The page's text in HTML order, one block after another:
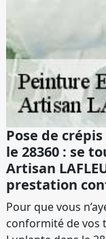
Pose de
le 28360 : se
Artisan
prestation
Pour que vous
conformité de vos